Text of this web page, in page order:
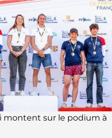
montent sur le podium à